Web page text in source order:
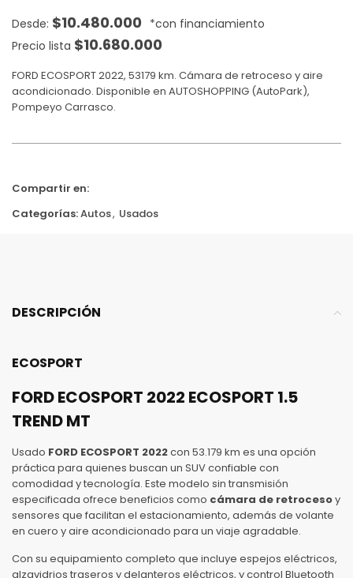
$10.480.000
Precio lista $10.680.000
FORD ECOSPORT 2022, 53179 km. Cámara de retroceso y aire
acondicionado. Disponible en AUTOSHOPPING (AutoPark),
Pompeyo Carrasco.
Compartir en:
Categorías:Autos, Usados
DESCRIPCIÓN
ECOSPORT
FORD ECOSPORT 2022 ECOSPORT 1.5
TREND MT
Usado FORD ECOSPORT 2022con 53.179 km es una opción
práctica para quienes buscan un SUV confiable con
comodidad y tecnología. Este modelo sin transmisión
especificada ofrece beneficios como cámara de retrocesoy
sensores que facilitan el estacionamiento, además de volante
en cuero y aire acondicionado para un viaje agradable.
Con su equipamiento completo que incluye espejos eléctricos,
alzavidrios traseros y delanteros eléctricos, y control Bluetooth